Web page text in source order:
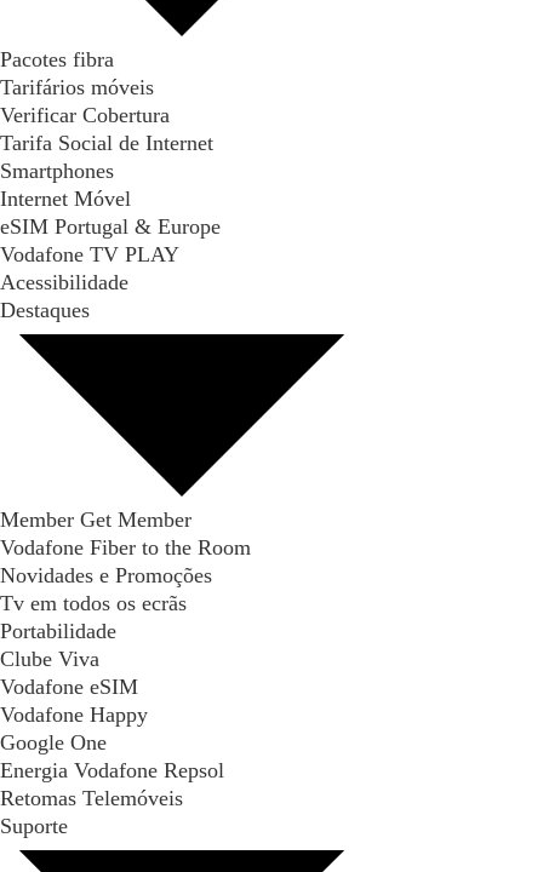
Pacotes fibra
Tarifários móveis
Verificar Cobertura
Tarifa Social de Internet
Smartphones
Internet Móvel
eSIM Portugal & Europe
Vodafone TV PLAY
Acessibilidade
Destaques
Member Get Member
Vodafone Fiber to the Room
Novidades e Promoções
Tv em todos os ecrãs
Portabilidade
Clube Viva
Vodafone eSIM
Vodafone Happy
Google One
Energia Vodafone Repsol
Retomas Telemóveis
Suporte